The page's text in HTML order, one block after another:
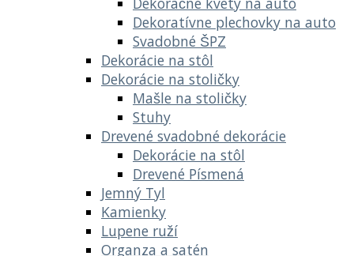
Dekoratívne plechovky na auto
Svadobné ŠPZ
Dekorácie na stôl
Dekorácie na stoličky
Mašle na stoličky
Stuhy
Drevené svadobné dekorácie
Dekorácie na stôl
Drevené Písmená
Jemný Tyl
Kamienky
Lupene ruží
Organza a satén